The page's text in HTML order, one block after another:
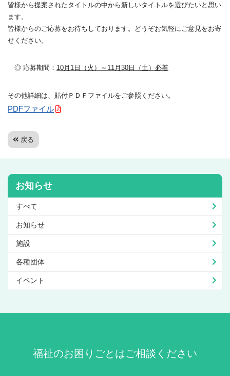
皆様から提案されたタイトルの中から新しいタイトルを選びたいと思い
ます。
皆様からのご応募をお待ちしております。どうぞお気軽にご意見をお寄
せください。
◎ 応募期間： 10月1日（火）～11月30日（土）必着
その他詳細は、貼付ＰＤＦファイルをご参照ください。
PDFファイル
戻る
お知らせ
すべて
お知らせ
施設
各種団体
イベント
福祉のお困りごとはご相談ください